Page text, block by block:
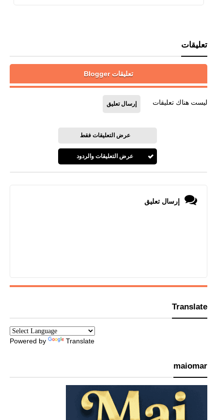
تعليقات
تعليقات Blogger
ليست هناك تعليقات إرسال تعليق
عرض التعليقات فقط
عرض التعليقات والردود
إرسال تعليق
Translate
Powered by Translate
maiomar